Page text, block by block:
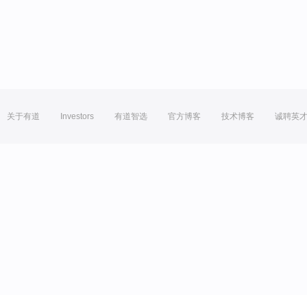
关于有道 Investors 有道智选 官方博客 技术博客 诚聘英才